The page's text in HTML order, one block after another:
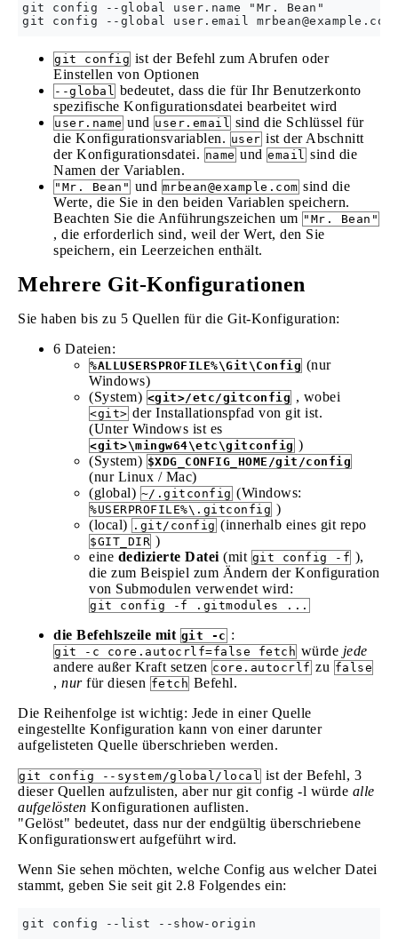
git config --global user.name "Mr. Bean"
git config --global user.email mrbean@example.com
git config ist der Befehl zum Abrufen oder
Einstellen von Optionen
--global bedeutet, dass die für Ihr Benutzerkonto
spezifische Konfigurationsdatei bearbeitet wird
user.name und user.email sind die Schlüssel für
die Konfigurationsvariablen. user ist der Abschnitt
der Konfigurationsdatei. name und email sind die
Namen der Variablen.
"Mr. Bean" und mrbean@example.com sind die
Werte, die Sie in den beiden Variablen speichern.
Beachten Sie die Anführungszeichen um "Mr. Bean"
, die erforderlich sind, weil der Wert, den Sie
speichern, ein Leerzeichen enthält.
Mehrere Git-Konfigurationen
Sie haben bis zu 5 Quellen für die Git-Konfiguration:
6 Dateien:
%ALLUSERSPROFILE%\Git\Config (nur
Windows)
(System) <git>/etc/gitconfig , wobei
<git> der Installationspfad von git ist.
(Unter Windows ist es
<git>\mingw64\etc\gitconfig )
(System) $XDG_CONFIG_HOME/git/config
(nur Linux / Mac)
(global) ~/.gitconfig (Windows:
%USERPROFILE%\.gitconfig )
(local) .git/config (innerhalb eines git repo
$GIT_DIR )
eine dedizierte Datei (mit git config -f ),
die zum Beispiel zum Ändern der Konfiguration
von Submodulen verwendet wird:
git config -f .gitmodules ...
die Befehlszeile mit git -c :
git -c core.autocrlf=false fetch würde jede
andere außer Kraft setzen core.autocrlf zu false
, nurfür diesen fetch Befehl.
Die Reihenfolge ist wichtig: Jede in einer Quelle
eingestellte Konfiguration kann von einer darunter
aufgelisteten Quelle überschrieben werden.
git config --system/global/local ist der Befehl, 3
dieser Quellen aufzulisten, aber nur git config -l würde alle
aufgelösten Konfigurationen auflisten.
"Gelöst" bedeutet, dass nur der endgültig überschriebene
Konfigurationswert aufgeführt wird.
Wenn Sie sehen möchten, welche Config aus welcher Datei
stammt, geben Sie seit git 2.8 Folgendes ein: